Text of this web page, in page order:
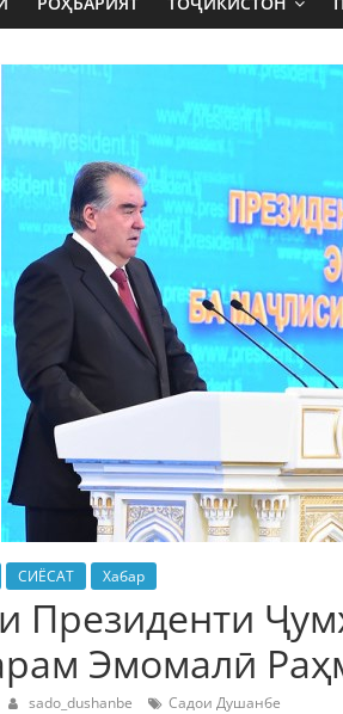
СИЁСАТ Хабар
Президенти
Эмомалӣ
sado_dushanbe Садои Душанбе